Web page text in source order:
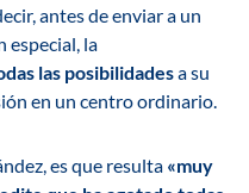
antes de enviar a un
especial, la
las posibilidadesa su
en un centro ordinario.
es que resulta «muy